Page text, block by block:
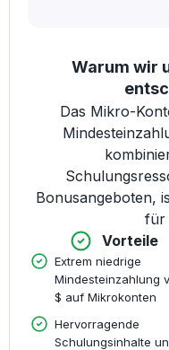
Warum wir
Das Mikro-
Bonusangeboten,
für
Vorteile
Extrem niedrige
Mindesteinzahlung
$ auf Mikrokonten
Hervorragende
Schulungsinhalte